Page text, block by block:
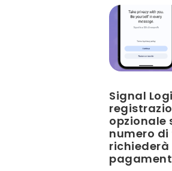
Signal
opzionale
numero
richiederà